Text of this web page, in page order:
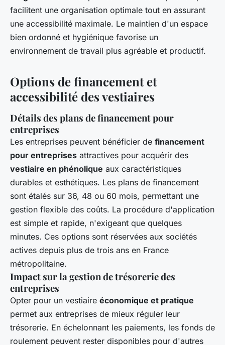
facilitent une organisation optimale tout en assurant
une accessibilité maximale. Le maintien d'un espace
bien ordonné et hygiénique favorise un
environnement de travail plus agréable et productif.
Options de financement et
accessibilité des vestiaires
Détails des plans de financement pour
entreprises
Les entreprises peuvent bénéficier de financement
pour entreprises attractives pour acquérir des
vestiaire en phénolique aux caractéristiques
durables et esthétiques. Les plans de financement
sont étalés sur 36, 48 ou 60 mois, permettant une
gestion flexible des coûts. La procédure d'application
est simple et rapide, n'exigeant que quelques
minutes. Ces options sont réservées aux sociétés
actives depuis plus de trois ans en France
métropolitaine.
Impact sur la gestion de trésorerie des
entreprises
Opter pour un vestiaire économique et pratique
permet aux entreprises de mieux réguler leur
trésorerie. En échelonnant les paiements, les fonds de
roulement peuvent rester disponibles pour d'autres